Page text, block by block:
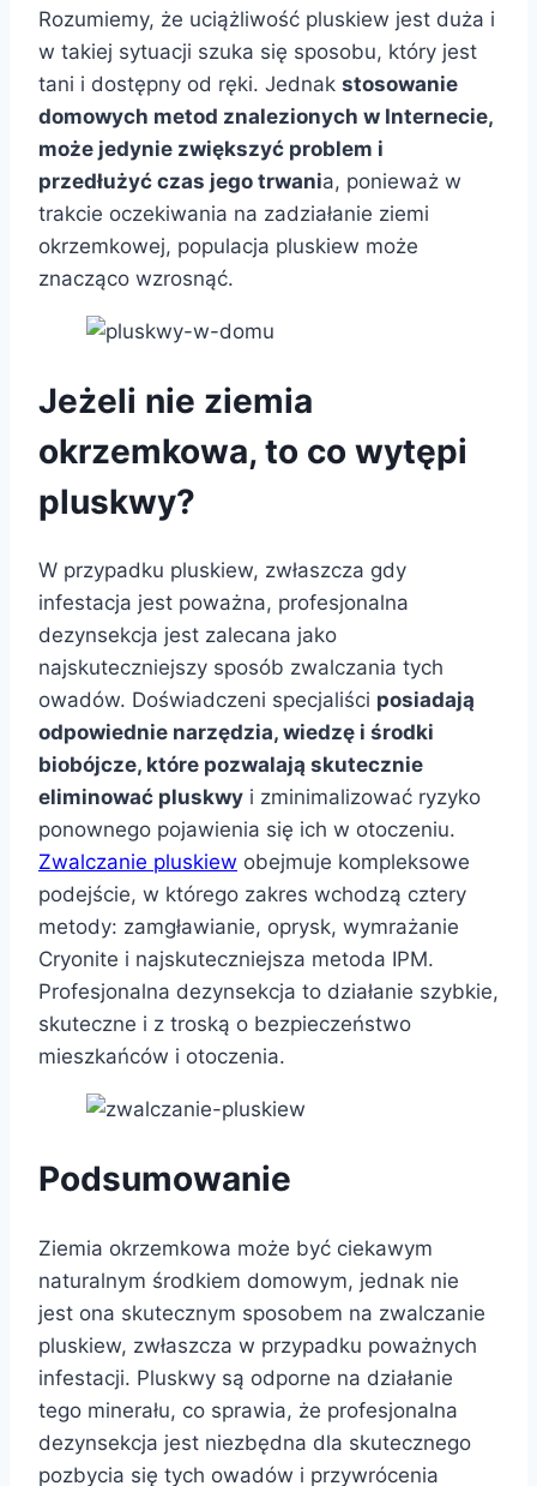
Rozumiemy, że uciążliwość pluskiew jest duża i
w takiej sytuacji szuka się sposobu, który jest
tani i dostępny od ręki. Jednak stosowanie
domowych metod znalezionych w Internecie,
może jedynie zwiększyć problem i
przedłużyć czas jego trwania, ponieważ w
trakcie oczekiwania na zadziałanie ziemi
okrzemkowej, populacja pluskiew może
znacząco wzrosnąć.
Jeżeli nie ziemia
okrzemkowa, to co wytępi
pluskwy?
W przypadku pluskiew, zwłaszcza gdy
infestacja jest poważna, profesjonalna
dezynsekcja jest zalecana jako
najskuteczniejszy sposób zwalczania tych
owadów. Doświadczeni specjaliści posiadają
odpowiednie narzędzia, wiedzę i środki
biobójcze, które pozwalają skutecznie
eliminować pluskwy i zminimalizować ryzyko
ponownego pojawienia się ich w otoczeniu.
Zwalczanie pluskiew obejmuje kompleksowe
podejście, w którego zakres wchodzą cztery
metody: zamgławianie, oprysk, wymrażanie
Cryonite i najskuteczniejsza metoda IPM.
Profesjonalna dezynsekcja to działanie szybkie,
skuteczne i z troską o bezpieczeństwo
mieszkańców i otoczenia.
Podsumowanie
Ziemia okrzemkowa może być ciekawym
naturalnym środkiem domowym, jednak nie
jest ona skutecznym sposobem na zwalczanie
pluskiew, zwłaszcza w przypadku poważnych
infestacji. Pluskwy są odporne na działanie
tego minerału, co sprawia, że profesjonalna
dezynsekcja jest niezbędna dla skutecznego
pozbycia się tych owadów i przywrócenia